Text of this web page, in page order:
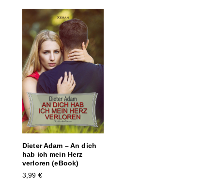
Dieter Adam – An dich
hab ich mein Herz
verloren (eBook)
3,99 €